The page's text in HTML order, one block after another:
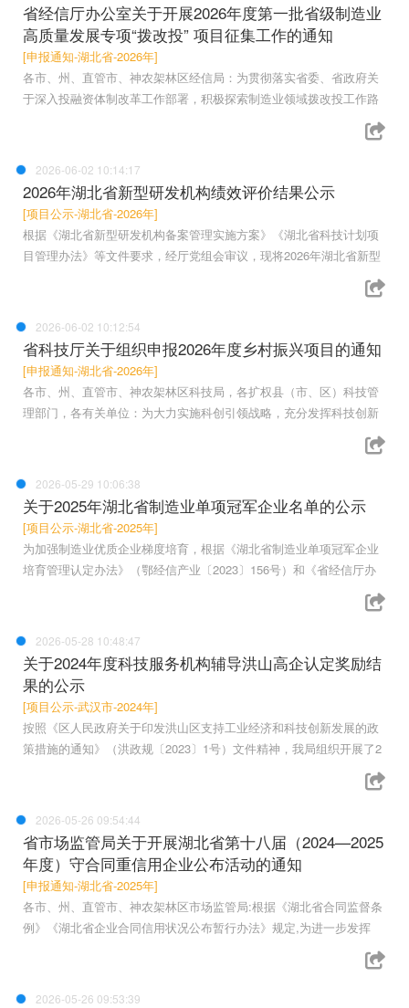
省经信厅办公室关于开展2026年度第一批省级制造业
高质量发展专项“拨改投” 项目征集工作的通知
[申报通知-湖北省-2026年]
各市、州、直管市、神农架林区经信局：为贯彻落实省委、省政府关
于深入投融资体制改革工作部署，积极探索制造业领域拨改投工作路
2026-06-02 10:14:17
2026年湖北省新型研发机构绩效评价结果公示
[项目公示-湖北省-2026年]
根据《湖北省新型研发机构备案管理实施方案》《湖北省科技计划项
目管理办法》等文件要求，经厅党组会审议，现将2026年湖北省新型
2026-06-02 10:12:54
省科技厅关于组织申报2026年度乡村振兴项目的通知
[申报通知-湖北省-2026年]
各市、州、直管市、神农架林区科技局，各扩权县（市、区）科技管
理部门，各有关单位：为大力实施科创引领战略，充分发挥科技创新
2026-05-29 10:06:38
关于2025年湖北省制造业单项冠军企业名单的公示
[项目公示-湖北省-2025年]
为加强制造业优质企业梯度培育，根据《湖北省制造业单项冠军企业
培育管理认定办法》（鄂经信产业〔2023〕156号）和《省经信厅办
2026-05-28 10:48:47
关于2024年度科技服务机构辅导洪山高企认定奖励结
果的公示
[项目公示-武汉市-2024年]
按照《区人民政府关于印发洪山区支持工业经济和科技创新发展的政
策措施的通知》（洪政规〔2023〕1号）文件精神，我局组织开展了2
2026-05-26 09:54:44
省市场监管局关于开展湖北省第十八届（2024—2025
年度）守合同重信用企业公布活动的通知
[申报通知-湖北省-2025年]
各市、州、直管市、神农架林区市场监管局:根据《湖北省合同监督条
例》《湖北省企业合同信用状况公布暂行办法》规定,为进一步发挥
2026-05-26 09:53:39